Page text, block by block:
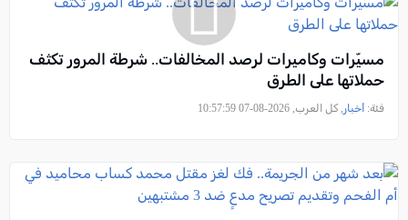
مسيّرات وكاميرات لرصد المخالفات.. شرطة المرور تكثف
حملاتها على الطرق
فئة: أخبار , كل العرب, 2026-08-07 10:57:59